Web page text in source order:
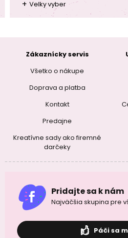
+ Velky vyber
Zákaznícky servis
Všetko o nákupe
Doprava a platba
Kontakt
Predajne
Kreatívne sady ako firemné
darčeky
Pridajte sa k nám
Najväčšia skupina pre
Páči sa